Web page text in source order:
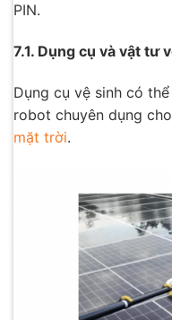
PIN.
7.1. Dụng cụ và vật tư
Dụng cụ vệ sinh có
robot chuyên dụng
mặt trời.